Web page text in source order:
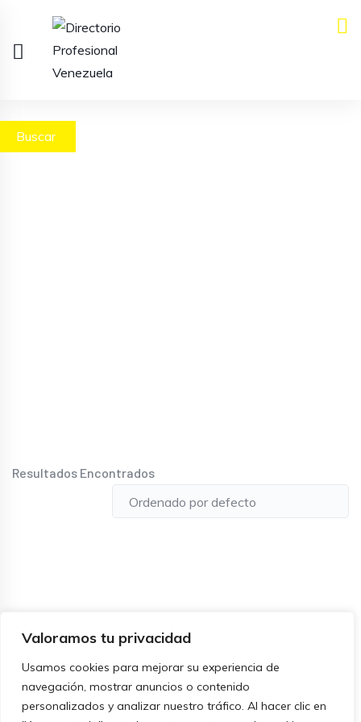
Valoramos tu privacidad
Usamos cookies para mejorar su experiencia de
navegación, mostrar anuncios o contenido
personalizados y analizar nuestro tráfico. Al hacer clic en
Buscar
Resultados Encontrados